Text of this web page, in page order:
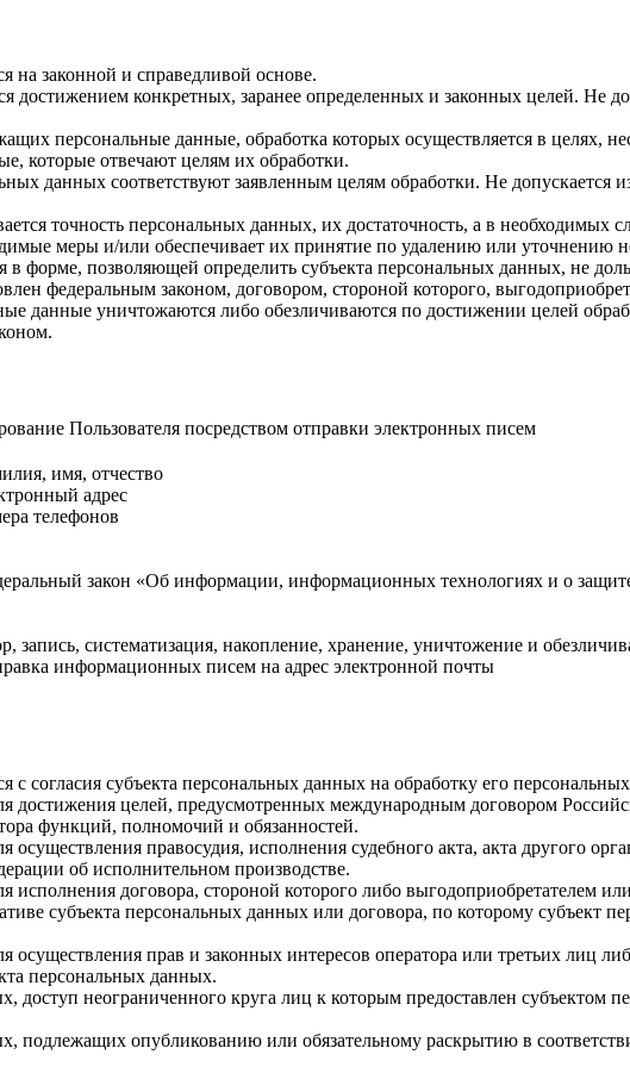
на законной и справедливой основе.
достижением конкретных, заранее определенных и законных целей. Не
персональные данные, обработка которых осуществляется в целях,
которые отвечают целям их обработки.
данных соответствуют заявленным целям обработки. Не допускается
точность персональных данных, их достаточность, а в необходимых
меры и/или обеспечивает их принятие по удалению или уточнению
форме, позволяющей определить субъекта персональных данных, не
федеральным законом, договором, стороной которого,
данные уничтожаются либо обезличиваются по достижении целей
Пользователя посредством отправки электронных писем
имя, отчество
адрес
телефонов
закон «Об информации, информационных технологиях и о
запись, систематизация, накопление, хранение, уничтожение и
информационных писем на адрес электронной почты
с согласия субъекта персональных данных на обработку его
достижения целей, предусмотренных международным договором
функций, полномочий и обязанностей.
осуществления правосудия, исполнения судебного акта, акта другого
об исполнительном производстве.
договора, стороной которого либо выгодоприобретателем
субъекта персональных данных или договора, по которому субъект
осуществления прав и законных интересов оператора или третьих лиц
персональных данных.
доступ неограниченного круга лиц к которым предоставлен субъектом
подлежащих опубликованию или обязательному раскрытию в